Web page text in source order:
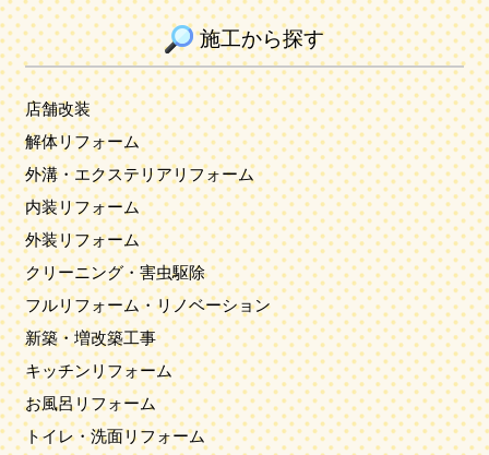
施工から探す
店舗改装
解体リフォーム
外溝・エクステリアリフォーム
内装リフォーム
外装リフォーム
クリーニング・害虫駆除
フルリフォーム・リノベーション
新築・増改築工事
キッチンリフォーム
お風呂リフォーム
トイレ・洗面リフォーム